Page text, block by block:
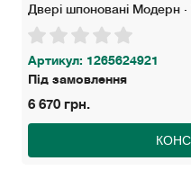
Двері шпоновані Модерн
Артикул: 1265624921
Під замовлення
6 670 грн.